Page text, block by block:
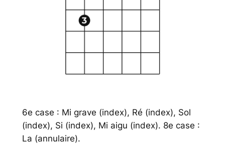
6e case : Mi grave (index), Ré (index), Sol
(index), Si (index), Mi aigu (index). 8e case :
La (annulaire).